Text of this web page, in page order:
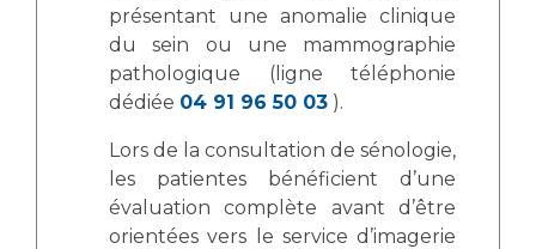
présentant une anomalie clinique
du sein ou une mammographie
pathologique (ligne téléphonie
dédiée 04 91 96 50 03 ).
Lors de la consultation de sénologie,
les patientes bénéficient d’une
évaluation complète avant d’être
orientées vers le service d’imagerie